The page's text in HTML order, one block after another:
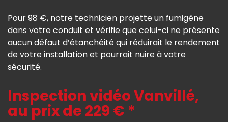
Pour 98 €, notre technicien projette un fumigène
dans votre conduit et vérifie que celui-ci ne présente
aucun défaut d’étanchéité qui réduirait le rendement
de votre installation et pourrait nuire à votre
sécurité.
Inspection vidéo Vanvillé,
au prix de 229 € *